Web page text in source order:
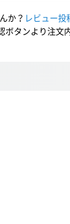
か？ レビュー
ボタンより注